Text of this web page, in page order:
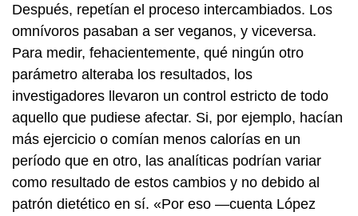
Después, repetían el proceso intercambiados. Los
omnívoros pasaban a ser veganos, y viceversa.
Para medir, fehacientemente, qué ningún otro
parámetro alteraba los resultados, los
investigadores llevaron un control estricto de todo
aquello que pudiese afectar. Si, por ejemplo, hacían
más ejercicio o comían menos calorías en un
período que en otro, las analíticas podrían variar
como resultado de estos cambios y no debido al
patrón dietético en sí. «Por eso —cuenta López